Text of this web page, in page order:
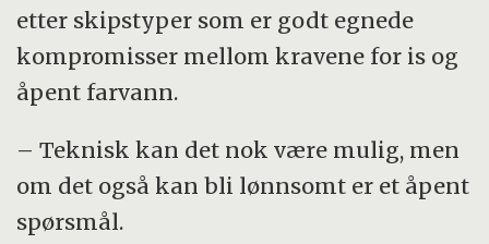
etter skipstyper som er godt egnede
kompromisser mellom kravene for is og
åpent farvann.
– Teknisk kan det nok være mulig, men
om det også kan bli lønnsomt er et åpent
spørsmål.